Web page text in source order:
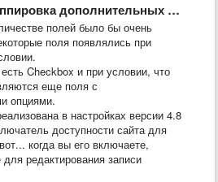
дополнительных полей
полей было бы очень
поля появлялись при
Checkbox и при условии, что
еще поля с
опциями.
в настройках версии 4.8
доступности сайта для
когда вы его включаете,
редактирования записи